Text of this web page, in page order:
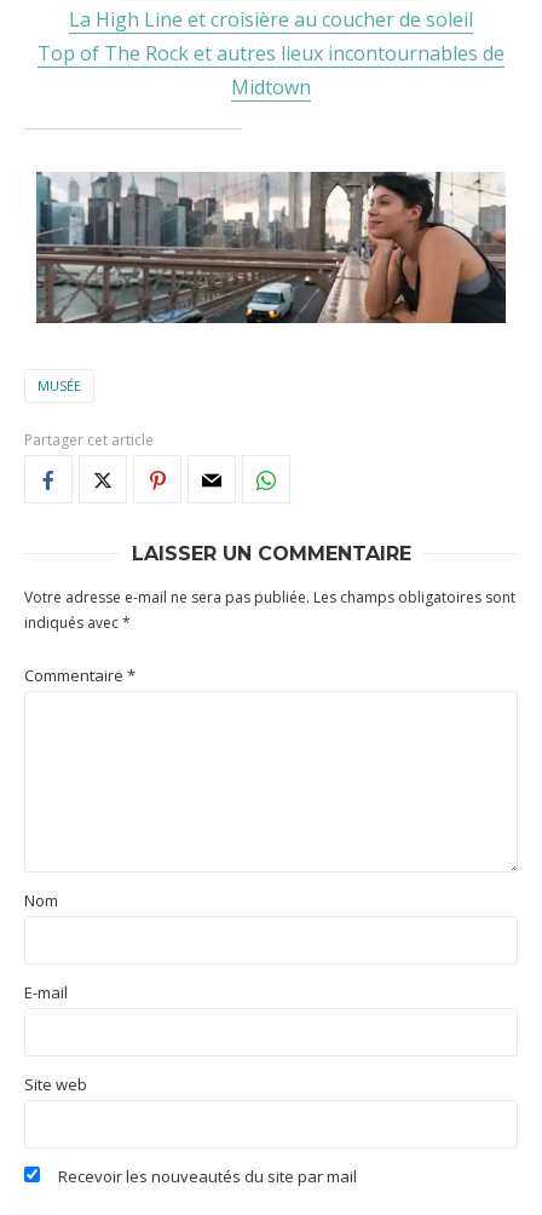
La High Line et croisière au coucher de soleil
Top of The Rock et autres lieux incontournables de
Midtown
MUSÉE
Partager cet article
LAISSER UN COMMENTAIRE
Votre adresse e-mail ne sera pas publiée. Les champs obligatoires sont
indiqués avec*
Commentaire *
Nom
E-mail
Site web
Recevoir les nouveautés du site par mail